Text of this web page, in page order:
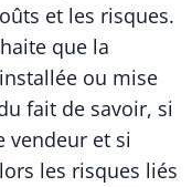
et les risques.
que la
ou mise
fait de savoir, si
vendeur et si
les risques liés